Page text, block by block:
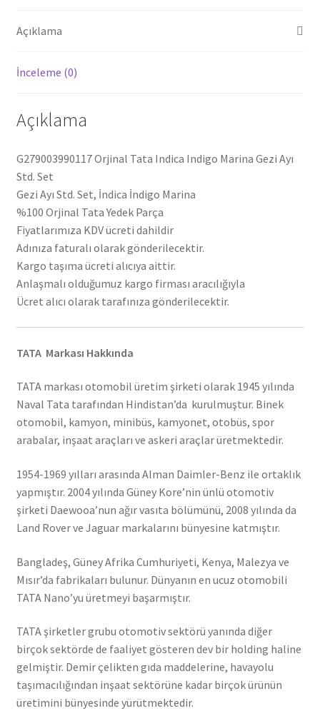
Açıklama
İnceleme (0)
Açıklama
G279003990117 Orjinal Tata Indica Indigo Marina Gezi Ayı
Std. Set
Gezi Ayı Std. Set, İndica İndigo Marina
%100 Orjinal Tata Yedek Parça
Fiyatlarımıza KDV ücreti dahildir
Adınıza faturalı olarak gönderilecektir.
Kargo taşıma ücreti alıcıya aittir.
Anlaşmalı olduğumuz kargo firması aracılığıyla
Ücret alıcı olarak tarafınıza gönderilecektir.
TATA Markası Hakkında
TATA markası otomobil üretim şirketi olarak 1945 yılında
Naval Tata tarafından Hindistan’da kurulmuştur. Binek
otomobil, kamyon, minibüs, kamyonet, otobüs, spor
arabalar, inşaat araçları ve askeri araçlar üretmektedir.
1954-1969 yılları arasında Alman Daimler-Benz ile ortaklık
yapmıştır. 2004 yılında Güney Kore’nin ünlü otomotiv
şirketi Daewooa’nun ağır vasıta bölümünü, 2008 yılında da
Land Rover ve Jaguar markalarını bünyesine katmıştır.
Bangladeş, Güney Afrika Cumhuriyeti, Kenya, Malezya ve
Mısır’da fabrikaları bulunur. Dünyanın en ucuz otomobili
TATA Nano’yu üretmeyi başarmıştır.
TATA şirketler grubu otomotiv sektörü yanında diğer
birçok sektörde de faaliyet gösteren dev bir holding haline
gelmiştir. Demir çelikten gıda maddelerine, havayolu
taşımacılığından inşaat sektörüne kadar birçok ürünün
üretimini bünyesinde yürütmektedir.